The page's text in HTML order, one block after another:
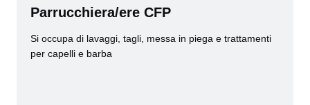
Parrucchiera/ere CFP
Si occupa di lavaggi, tagli, messa in piega e trattamenti
per capelli e barba